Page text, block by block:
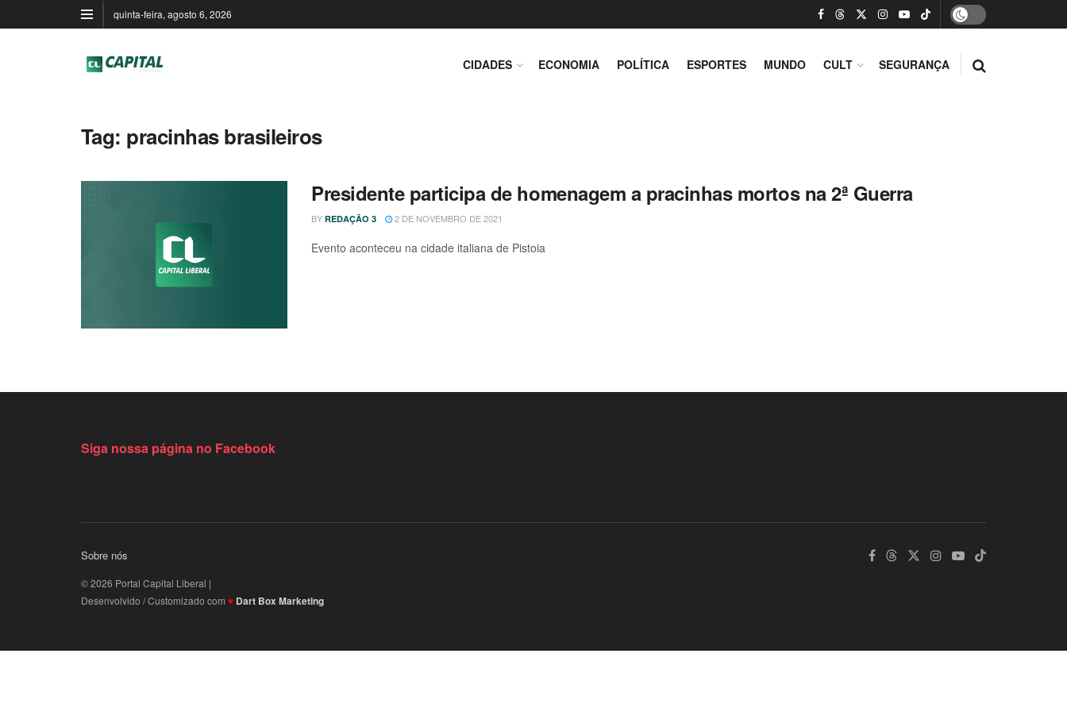
quinta-feira, agosto 6, 2026
CIDADES ECONOMIA POLÍTICA ESPORTES MUNDO CULT SEGURANÇA
Tag: pracinhas brasileiros
Presidente participa de homenagem a pracinhas mortos na 2ª Guerra
BY REDAÇÃO 3 2 DE NOVEMBRO DE 2021
Evento aconteceu na cidade italiana de Pistoia
Siga nossa página no Facebook
Sobre nós
© 2026 Portal Capital Liberal |
Desenvolvido / Customizado com ♥ Dart Box Marketing